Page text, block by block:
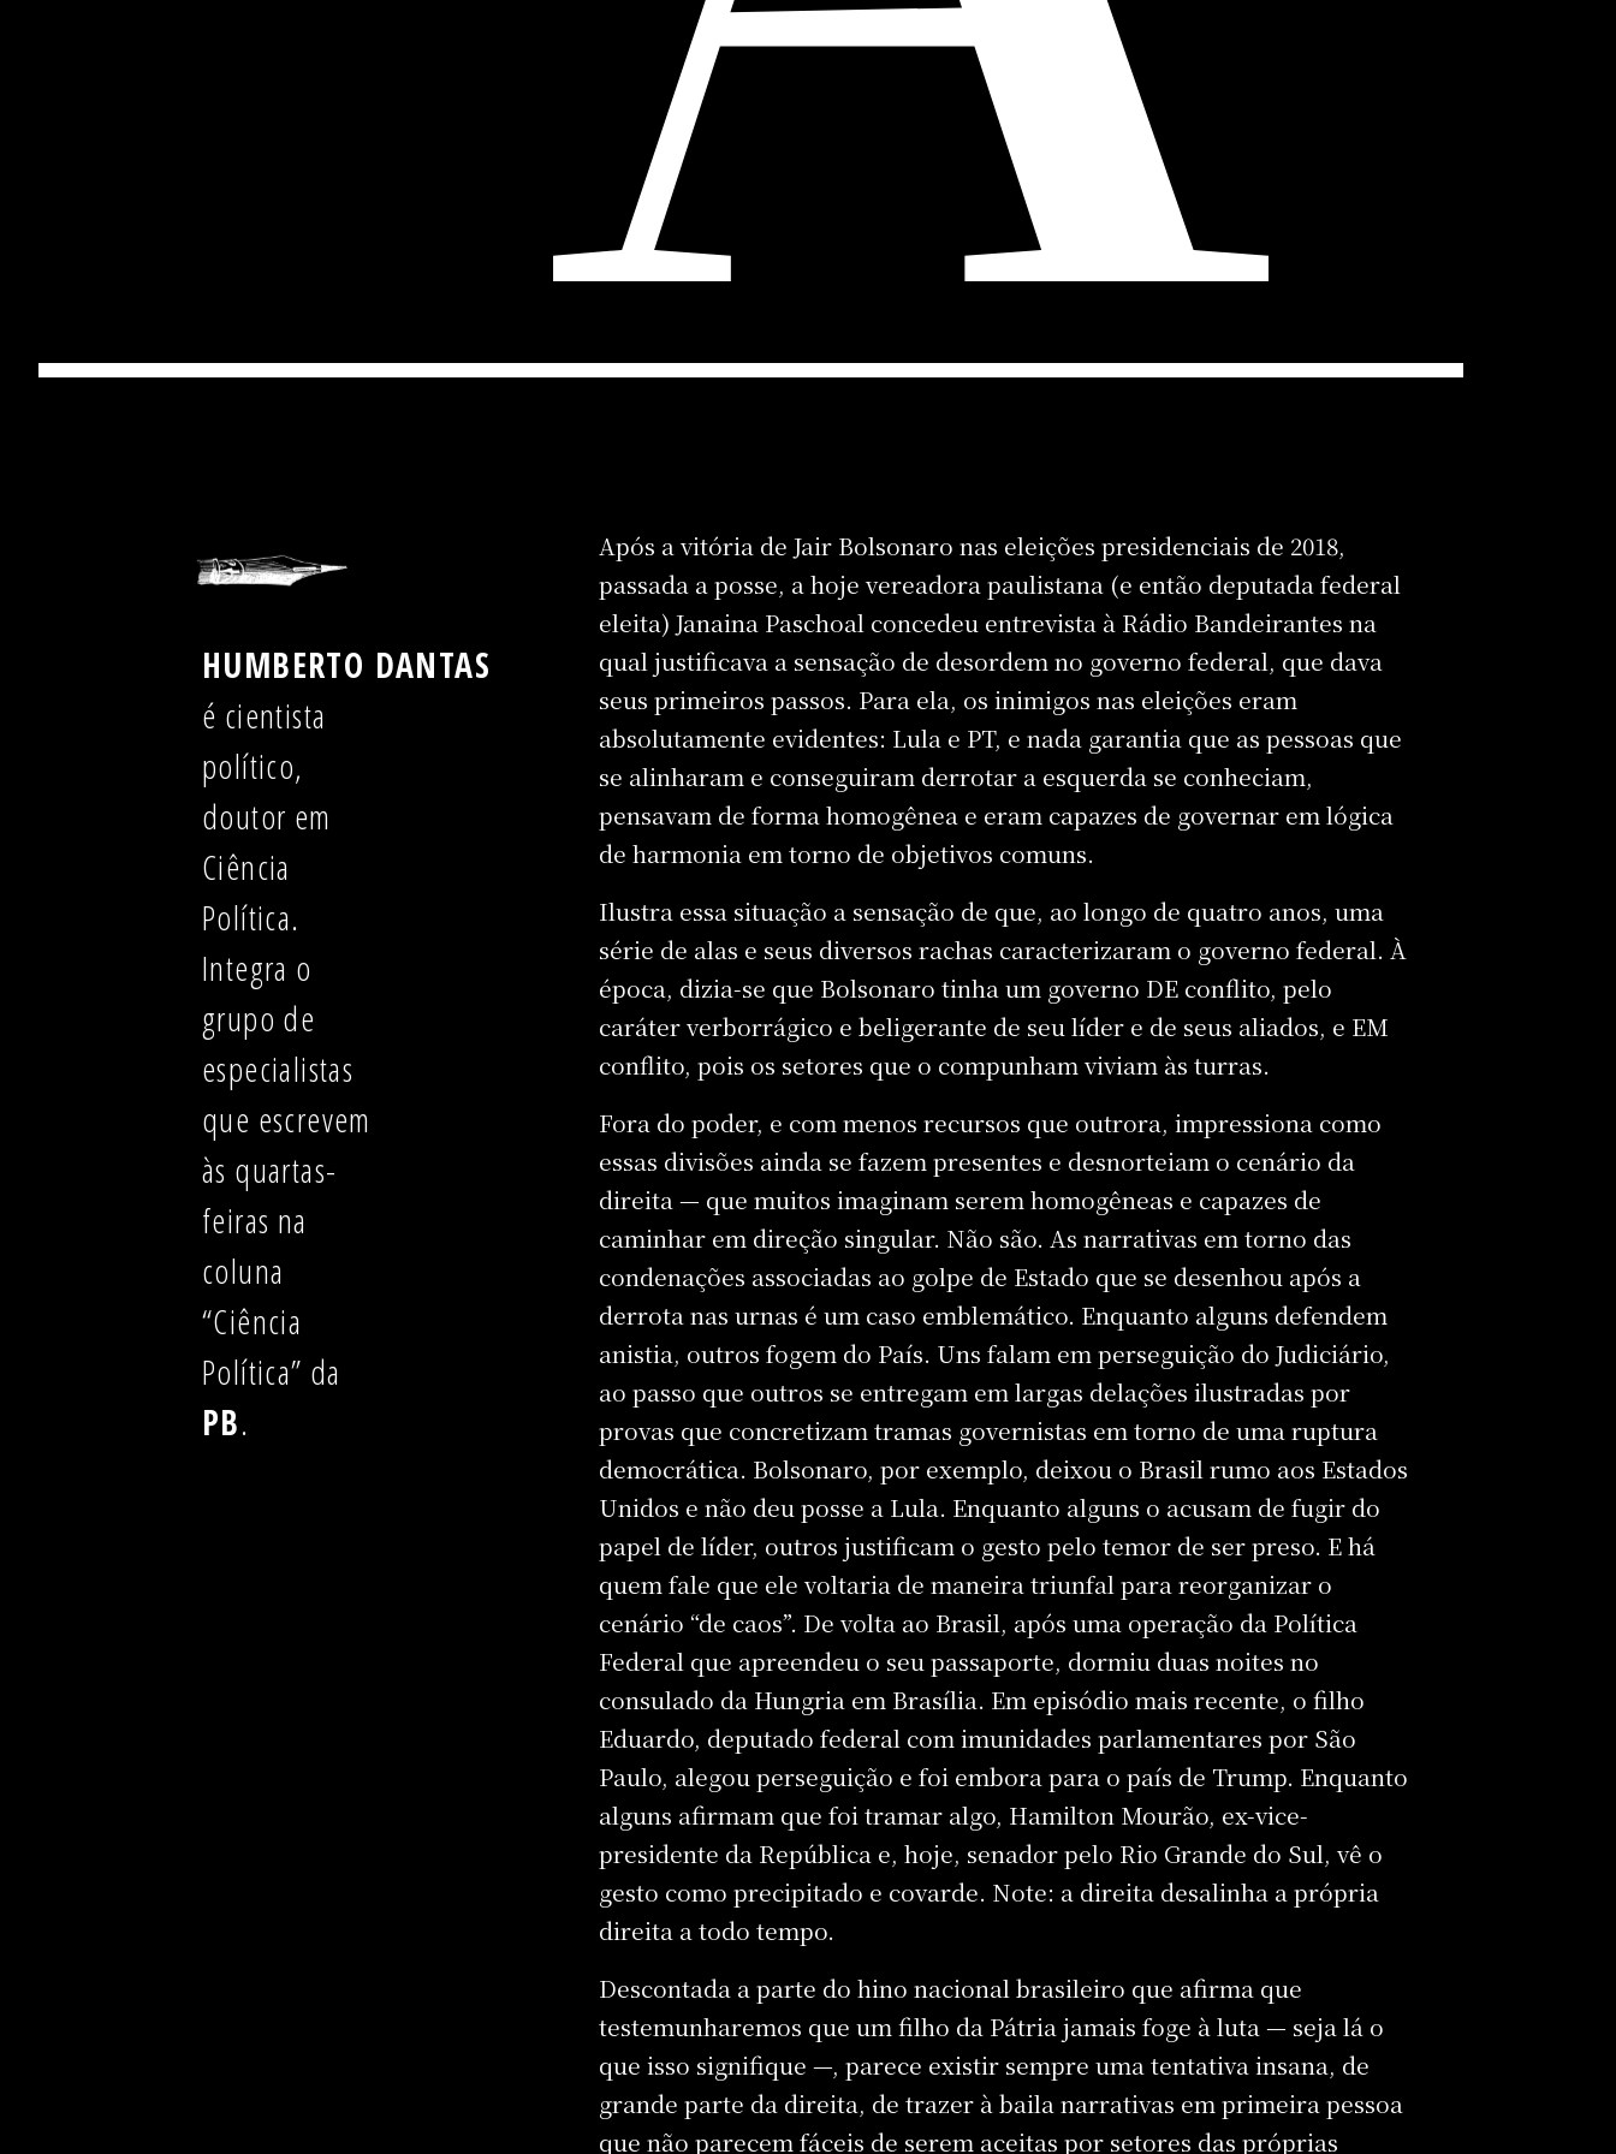
HUMBERTO DANTAS
é cientista
político,
doutor em
Ciência
Política.
Integra o
grupo de
especialistas
que escrevem
às quartas-
feiras na
coluna
“Ciência
Política” da
PB.
Após a vitória de Jair Bolsonaro nas eleições presidenciais de 2018,
passada a posse, a hoje vereadora paulistana (e então deputada federal
eleita) Janaina Paschoal concedeu entrevista à Rádio Bandeirantes na
qual justificava a sensação de desordem no governo federal, que dava
seus primeiros passos. Para ela, os inimigos nas eleições eram
absolutamente evidentes: Lula e PT, e nada garantia que as pessoas que
se alinharam e conseguiram derrotar a esquerda se conheciam,
pensavam de forma homogênea e eram capazes de governar em lógica
de harmonia em torno de objetivos comuns.
Ilustra essa situação a sensação de que, ao longo de quatro anos, uma
série de alas e seus diversos rachas caracterizaram o governo federal. À
época, dizia-se que Bolsonaro tinha um governo DE conflito, pelo
caráter verborrágico e beligerante de seu líder e de seus aliados, e EM
conflito, pois os setores que o compunham viviam às turras.
Fora do poder, e com menos recursos que outrora, impressiona como
essas divisões ainda se fazem presentes e desnorteiam o cenário da
direita — que muitos imaginam serem homogêneas e capazes de
caminhar em direção singular. Não são. As narrativas em torno das
condenações associadas ao golpe de Estado que se desenhou após a
derrota nas urnas é um caso emblemático. Enquanto alguns defendem
anistia, outros fogem do País. Uns falam em perseguição do Judiciário,
ao passo que outros se entregam em largas delações ilustradas por
provas que concretizam tramas governistas em torno de uma ruptura
democrática. Bolsonaro, por exemplo, deixou o Brasil rumo aos Estados
Unidos e não deu posse a Lula. Enquanto alguns o acusam de fugir do
papel de líder, outros justificam o gesto pelo temor de ser preso. E há
quem fale que ele voltaria de maneira triunfal para reorganizar o
cenário “de caos”. De volta ao Brasil, após uma operação da Política
Federal que apreendeu o seu passaporte, dormiu duas noites no
consulado da Hungria em Brasília. Em episódio mais recente, o filho
Eduardo, deputado federal com imunidades parlamentares por São
Paulo, alegou perseguição e foi embora para o país de Trump. Enquanto
alguns afirmam que foi tramar algo, Hamilton Mourão, ex-vice-
presidente da República e, hoje, senador pelo Rio Grande do Sul, vê o
gesto como precipitado e covarde. Note: a direita desalinha a própria
direita a todo tempo.
Descontada a parte do hino nacional brasileiro que afirma que
testemunharemos que um filho da Pátria jamais foge à luta — seja lá o
que isso signifique —, parece existir sempre uma tentativa insana, de
grande parte da direita, de trazer à baila narrativas em primeira pessoa
que não parecem fáceis de serem aceitas por setores das próprias